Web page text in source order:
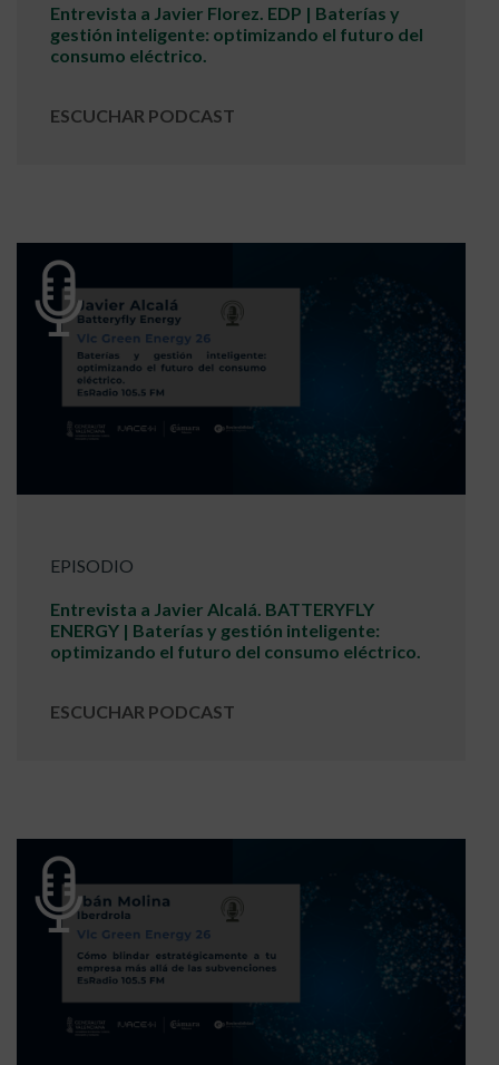
Entrevista a Javier Florez. EDP | Baterías y
gestión inteligente: optimizando el futuro del
consumo eléctrico.
ESCUCHAR PODCAST
EPISODIO
Entrevista a Javier Alcalá. BATTERYFLY
ENERGY | Baterías y gestión inteligente:
optimizando el futuro del consumo eléctrico.
ESCUCHAR PODCAST